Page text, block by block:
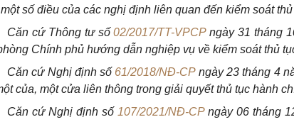
số điều của các nghị định liên quan đến kiểm soát
Căn cứ Thông tư số02/2017/TT-VPCPngày 31 tháng
Chính phủ hướng dẫn nghiệp vụ về kiểm soát thủ
Căn cứ Nghị định số 61/2018/NĐ-CPngày 23 tháng 4
của, một cửa liên thông trong giải quyết thủ tục hành
Căn cứ Nghị định số 107/2021/NĐ-CPngày 06 tháng